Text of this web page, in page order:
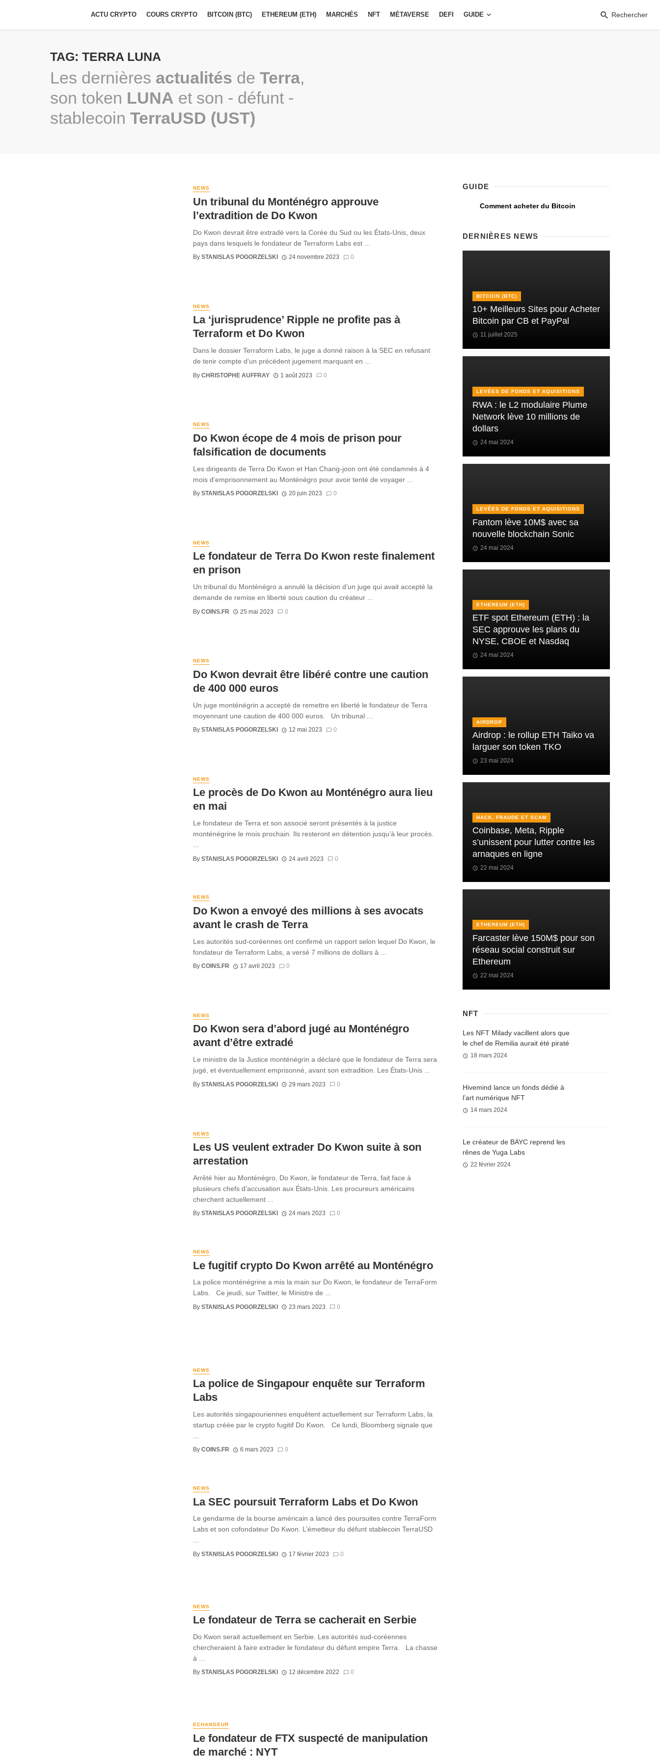
ACTU CRYPTO COURS CRYPTO BITCOIN (BTC) ETHEREUM (ETH) MARCHÉS NFT MÉTAVERSE DEFI GUIDE Rechercher
TAG: TERRA LUNA
Les dernières actualités de Terra,
son token LUNA et son - défunt -
stablecoin TerraUSD (UST)
NEWS
Un tribunal du Monténégro approuve
l’extradition de Do Kwon
Do Kwon devrait être extradé vers la Corée du Sud ou les États-Unis, deux
pays dans lesquels le fondateur de Terraform Labs est ...
By STANISLAS POGORZELSKI 24 novembre 2023 0
NEWS
La ‘jurisprudence’ Ripple ne profite pas à
Terraform et Do Kwon
Dans le dossier Terraform Labs, le juge a donné raison à la SEC en refusant
de tenir compte d’un précédent jugement marquant en ...
By CHRISTOPHE AUFFRAY 1 août 2023 0
NEWS
Do Kwon écope de 4 mois de prison pour
falsification de documents
Les dirigeants de Terra Do Kwon et Han Chang-joon ont été condamnés à 4
mois d’emprisonnement au Monténégro pour avoir tenté de voyager ...
By STANISLAS POGORZELSKI 20 juin 2023 0
NEWS
Le fondateur de Terra Do Kwon reste finalement
en prison
Un tribunal du Monténégro a annulé la décision d’un juge qui avait accepté la
demande de remise en liberté sous caution du créateur ...
By COINS.FR 25 mai 2023 0
NEWS
Do Kwon devrait être libéré contre une caution
de 400 000 euros
Un juge monténégrin a accepté de remettre en liberté le fondateur de Terra
moyennant une caution de 400 000 euros. Un tribunal ...
By STANISLAS POGORZELSKI 12 mai 2023 0
NEWS
Le procès de Do Kwon au Monténégro aura lieu
en mai
Le fondateur de Terra et son associé seront présentés à la justice
monténégrine le mois prochain. Ils resteront en détention jusqu’à leur procès.
By STANISLAS POGORZELSKI 24 avril 2023 0
NEWS
Do Kwon a envoyé des millions à ses avocats
avant le crash de Terra
Les autorités sud-coréennes ont confirmé un rapport selon lequel Do Kwon, le
fondateur de Terraform Labs, a versé 7 millions de dollars à ...
By COINS.FR 17 avril 2023 0
NEWS
Do Kwon sera d’abord jugé au Monténégro
avant d’être extradé
Le ministre de la Justice monténégrin a déclaré que le fondateur de Terra sera
jugé, et éventuellement emprisonné, avant son extradition. Les États-Unis ...
By STANISLAS POGORZELSKI 29 mars 2023 0
NEWS
Les US veulent extrader Do Kwon suite à son
arrestation
Arrêté hier au Monténégro, Do Kwon, le fondateur de Terra, fait face à
plusieurs chefs d’accusation aux États-Unis. Les procureurs américains
cherchent actuellement ...
By STANISLAS POGORZELSKI 24 mars 2023 0
NEWS
Le fugitif crypto Do Kwon arrêté au Monténégro
La police monténégrine a mis la main sur Do Kwon, le fondateur de TerraForm
Labs. Ce jeudi, sur Twitter, le Ministre de ...
By STANISLAS POGORZELSKI 23 mars 2023 0
NEWS
La police de Singapour enquête sur Terraform
Labs
Les autorités singapouriennes enquêtent actuellement sur Terraform Labs, la
startup créée par le crypto fugitif Do Kwon. Ce lundi, Bloomberg signale que
By COINS.FR 6 mars 2023 0
NEWS
La SEC poursuit Terraform Labs et Do Kwon
Le gendarme de la bourse américain a lancé des poursuites contre TerraForm
Labs et son cofondateur Do Kwon. L’émetteur du défunt stablecoin TerraUSD
...
By STANISLAS POGORZELSKI 17 février 2023 0
NEWS
Le fondateur de Terra se cacherait en Serbie
Do Kwon serait actuellement en Serbie. Les autorités sud-coréennes
chercheraient à faire extrader le fondateur du défunt empire Terra. La chasse
à ...
By STANISLAS POGORZELSKI 12 décembre 2022 0
ECHANGEUR
Le fondateur de FTX suspecté de manipulation
de marché : NYT
GUIDE
Comment acheter du Bitcoin
DERNIÈRES NEWS
BITCOIN (BTC)
10+ Meilleurs Sites pour Acheter
Bitcoin par CB et PayPal
11 juillet 2025
LEVÉES DE FONDS ET AQUISITIONS
RWA : le L2 modulaire Plume
Network lève 10 millions de
dollars
24 mai 2024
LEVÉES DE FONDS ET AQUISITIONS
Fantom lève 10M$ avec sa
nouvelle blockchain Sonic
24 mai 2024
ETHEREUM (ETH)
ETF spot Ethereum (ETH) : la
SEC approuve les plans du
NYSE, CBOE et Nasdaq
24 mai 2024
AIRDROP
Airdrop : le rollup ETH Taiko va
larguer son token TKO
23 mai 2024
HACK, FRAUDE ET SCAM
Coinbase, Meta, Ripple
s’unissent pour lutter contre les
arnaques en ligne
22 mai 2024
ETHEREUM (ETH)
Farcaster lève 150M$ pour son
réseau social construit sur
Ethereum
22 mai 2024
NFT
Les NFT Milady vacillent alors que
le chef de Remilia aurait été piraté
18 mars 2024
Hivemind lance un fonds dédié à
l’art numérique NFT
14 mars 2024
Le créateur de BAYC reprend les
rênes de Yuga Labs
22 février 2024